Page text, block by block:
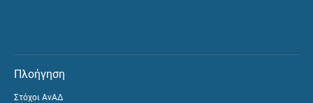
Πλοήγηση
Στόχοι ΑνΑΔ